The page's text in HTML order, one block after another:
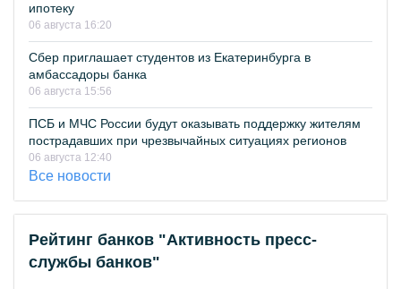
ипотеку
06 августа 16:20
Сбер приглашает студентов из Екатеринбурга в
амбассадоры банка
06 августа 15:56
ПСБ и МЧС России будут оказывать поддержку жителям
пострадавших при чрезвычайных ситуациях регионов
06 августа 12:40
Все новости
Рейтинг банков "Активность пресс-
службы банков"